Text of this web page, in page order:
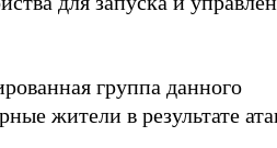
группа данного
жители в результате